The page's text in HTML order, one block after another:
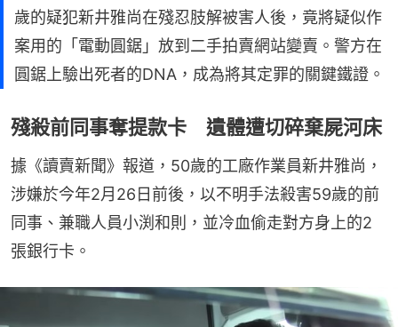
歲的疑犯新井雅尚在殘忍肢解被害人後，竟將疑似作
案用的「電動圓鋸」放到二手拍賣網站變賣。警方在
圓鋸上驗出死者的DNA，成為將其定罪的關鍵鐵證。
殘殺前同事奪提款卡 遺體遭切碎棄屍河床
據《讀賣新聞》報道，50歲的工廠作業員新井雅尚，
涉嫌於今年2月26日前後，以不明手法殺害59歲的前
同事、兼職人員小渕和則，並冷血偷走對方身上的2
張銀行卡。